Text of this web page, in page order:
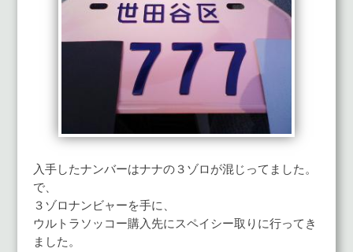
入手したナンバーはナナの３ゾロが混じってました。
で、
３ゾロナンビャーを手に、
ウルトラソッコー購入先にスペイシー取りに行ってき
ました。